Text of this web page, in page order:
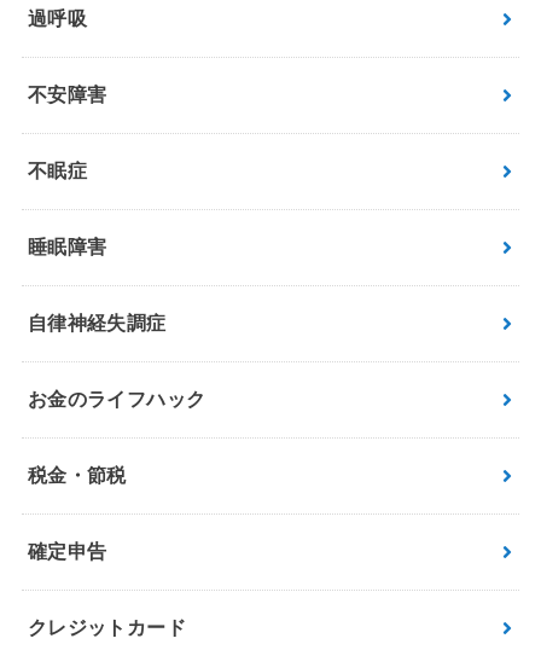
過呼吸
不安障害
不眠症
睡眠障害
自律神経失調症
お金のライフハック
税金・節税
確定申告
クレジットカード